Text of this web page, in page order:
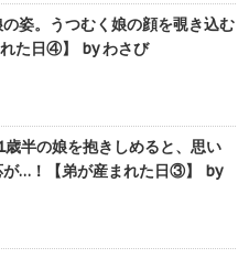
姿。うつむく娘の顔を覗き込む
た日④】 by わさび
歳半の娘を抱きしめると、思い
が…！【弟が産まれた日③】 by